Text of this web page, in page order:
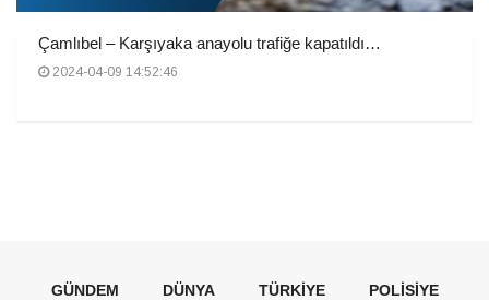
Çamlıbel – Karşıyaka anayolu trafiğe kapatıldı…
2024-04-09 14:52:46
GÜNDEM DÜNYA TÜRKIYE POLISIYE